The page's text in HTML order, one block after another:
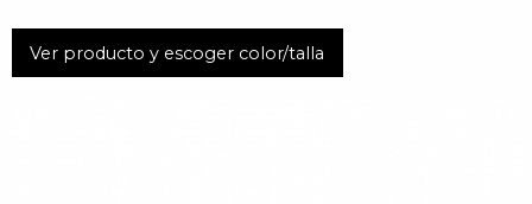
Ver producto y escoger color/talla